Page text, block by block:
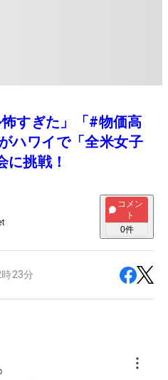
すぎた」「#物価高
ハワイで「全米女子
に挑戦！
コメン
ト
0件
23分